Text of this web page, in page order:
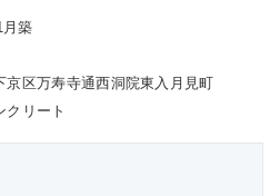
月築
京区万寿寺通西洞院東入月見町
クリート